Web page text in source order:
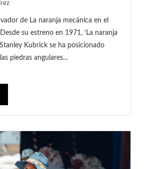
de La naranja mecánica en el
su estreno en 1971, ‘La naranja
Kubrick se ha posicionado
piedras angulares…